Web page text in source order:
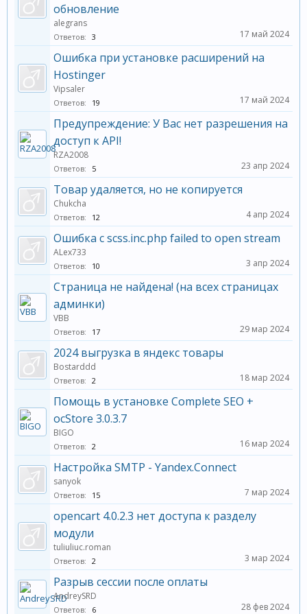
обновление
alegrans
Ответов: 3 17 май 2024
Ошибка при установке расширений на
Hostinger
Vipsaler
Ответов: 19 17 май 2024
Предупреждение: У Вас нет разрешения на
доступ к API!
RZA2008
Ответов: 5 23 апр 2024
Товар удаляется, но не копируется
Chukcha
Ответов: 12 4 апр 2024
Ошибка с scss.inc.php failed to open stream
ALex733
Ответов: 10 3 апр 2024
Страница не найдена! (на всех страницах
админки)
VBB
Ответов: 17 29 мар 2024
2024 выгрузка в яндекс товары
Bostarddd
Ответов: 2 18 мар 2024
Помощь в установке Complete SEO +
ocStore 3.0.3.7
BIGO
Ответов: 2 16 мар 2024
Настройка SMTP - Yandex.Connect
sanyok
Ответов: 15 7 мар 2024
opencart 4.0.2.3 нет доступа к разделу
модули
tuliuliuc.roman
Ответов: 2 3 мар 2024
Разрыв сессии после оплаты
AndreySRD
Ответов: 6 28 фев 2024